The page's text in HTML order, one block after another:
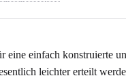
eine einfach konstruierte
leichter erteilt